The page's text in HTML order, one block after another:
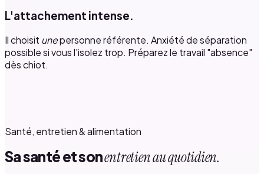
L'attachement intense.
Il choisit unepersonne référente. Anxiété de séparation
possible si vous l'isolez trop. Préparez le travail "absence"
dès chiot.
Santé, entretien & alimentation
Sa santé et sonentretien au quotidien.